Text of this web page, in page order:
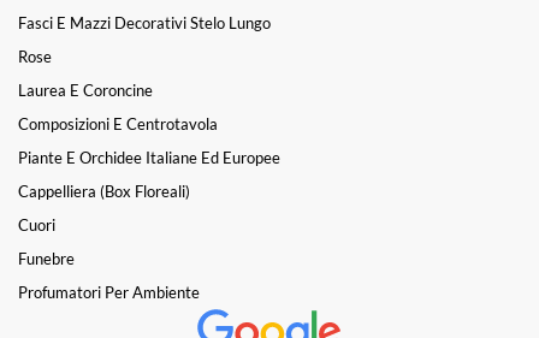
Fasci E Mazzi Decorativi Stelo Lungo
Rose
Laurea E Coroncine
Composizioni E Centrotavola
Piante E Orchidee Italiane Ed Europee
Cappelliera (box Floreali)
Cuori
Funebre
Profumatori Per Ambiente